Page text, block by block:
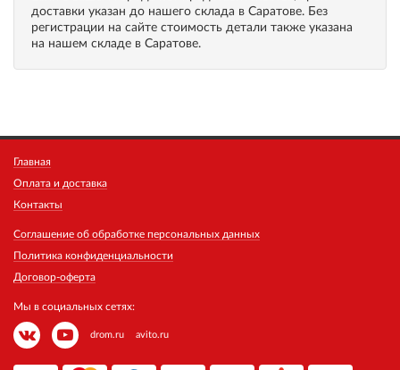
доставки указан до нашего склада в Саратове. Без
регистрации на сайте стоимость детали также указана
на нашем складе в Саратове.
Главная
Оплата и доставка
Контакты
Соглашение об обработке персональных данных
Политика конфиденциальности
Договор-оферта
Мы в социальных сетях:
drom.ru avito.ru